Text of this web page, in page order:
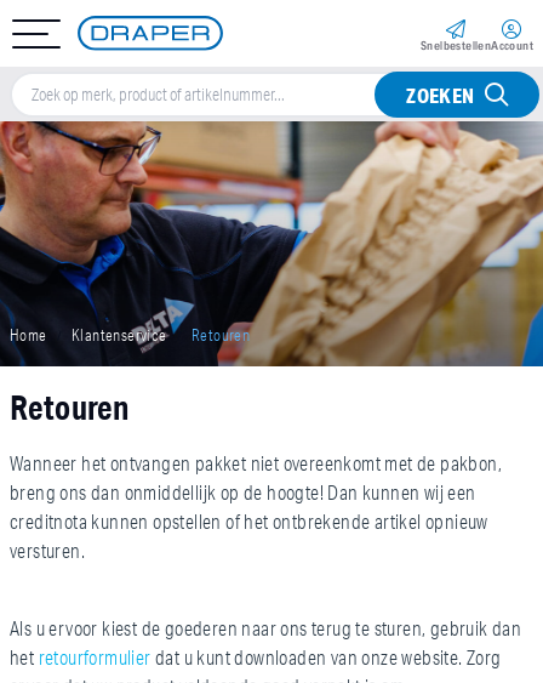
Snel­bestellenAccount
ZOEKEN
Home Klantenservice Retouren
Retouren
Wanneer het ontvangen pakket niet overeenkomt met de pakbon,
breng ons dan onmiddellijk op de hoogte! Dan kunnen wij een
creditnota kunnen opstellen of het ontbrekende artikel opnieuw
versturen.
Als u ervoor kiest de goederen naar ons terug te sturen, gebruik dan
het retourformulier dat u kunt downloaden van onze website. Zorg